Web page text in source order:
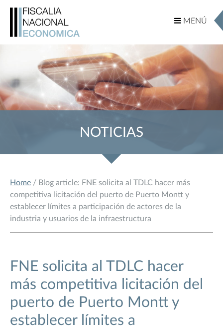
MENÚ
MENÚ
NOTICIAS
Home / Blog article: FNE solicita al TDLC hacer más
competitiva licitación del puerto de Puerto Montt y
establecer límites a participación de actores de la
industria y usuarios de la infraestructura
FNE solicita al TDLC hacer
más competitiva licitación del
puerto de Puerto Montt y
establecer límites a